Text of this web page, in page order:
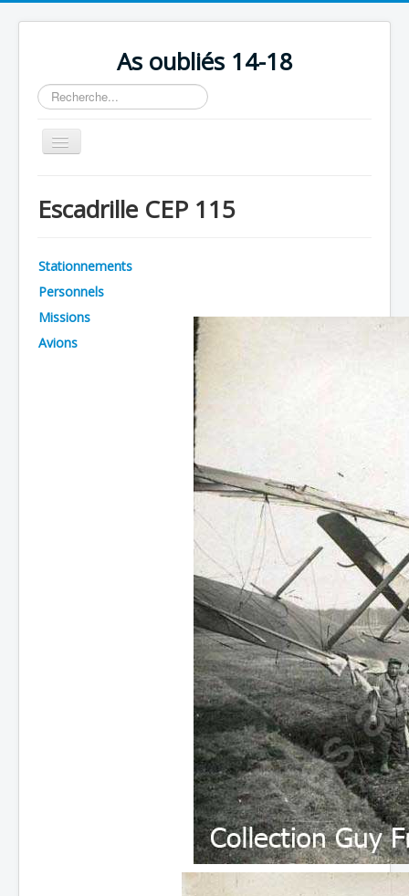
As oubliés 14-18
Rechercher
Basculer
la
Chronologie
Avions
Personnels
Escadrille CEP 115
Stationnements
Personnels
Missions
Avions